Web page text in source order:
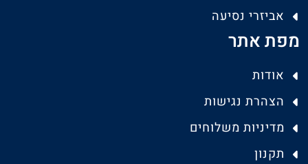
אביזרי נסיעה
מפת אתר
אודות
הצהרת נגישות
מדיניות משלוחים
תקנון